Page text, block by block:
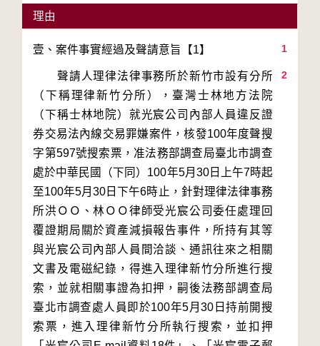
理由
1
2
聲請人理律法律事務所於新竹市設有分所
（下稱理律新竹分所），臺灣士林地方法院
（下稱士林地院）就光宸公司內部人員違反證
券交易法內線交易罪嫌案件，核發100年度聲搜
字第597號搜索票，准法務部調查局臺北市調查
處於中華民國（下同）100年5月30日上午7時起
至100年5月30日下午6時止，針對理律法律事務
所洪ＯＯ、林ＯＯ律師受光宸公司委任處理回
覆證期局關於資產減損報告事件，所持有其等
與光宸公司內部人員間洽談、通訊往來之相關
文書及電磁紀錄，得進入理律新竹分所進行搜
索，並就相關事證為扣押，嗣後法務部調查局
臺北市調查處人員即於100年5月30日持前開搜
索票，進入理律新竹分所執行搜索，並扣押